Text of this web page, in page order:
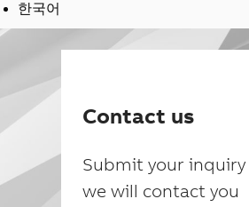
한국어
Contact us
Submit your inquiry
we will contact you